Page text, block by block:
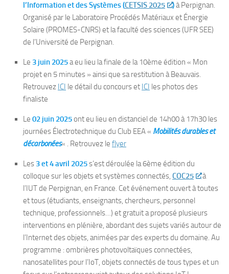
l’Information et des Systèmes (CETSIS 2025 )à Perpignan.
Organisé par le Laboratoire Procédés Matériaux et Énergie
Solaire (PROMES-CNRS) et la faculté des sciences (UFR SEE)
de l’Université de Perpignan.
Le 3 juin 2025a eu lieu la finale de la 10ème édition « Mon
projet en 5 minutes » ainsi que sa restitution à Beauvais.
Retrouvez ICI le détail du concours et ICI les photos des
finaliste
Le 02 juin 2025ont eu lieu en distanciel de 14h00 à 17h30 les
journées Électrotechnique du Club EEA « Mobilités durables et
décarbonées« . Retrouvez le flyer
Les 3 et 4 avril 2025s’est déroulée la 6ème édition du
colloque sur les objets et systèmes connectés, COC25
à
l’IUT de Perpignan, en France. Cet événement ouvert à toutes
et tous (étudiants, enseignants, chercheurs, personnel
technique, professionnels…) et gratuit a proposé plusieurs
interventions en plénière, abordant des sujets variés autour de
l’Internet des objets, animées par des experts du domaine. Au
programme : ombrières photovoltaïques connectées,
nanosatellites pour l’IoT, objets connectés de tous types et un